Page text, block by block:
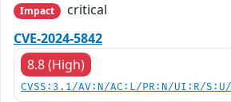
Impact
critical
CVE-2024-5842
8.8 (High)
CVSS:3.1/AV:N/AC:L/PR:N/UI:R/